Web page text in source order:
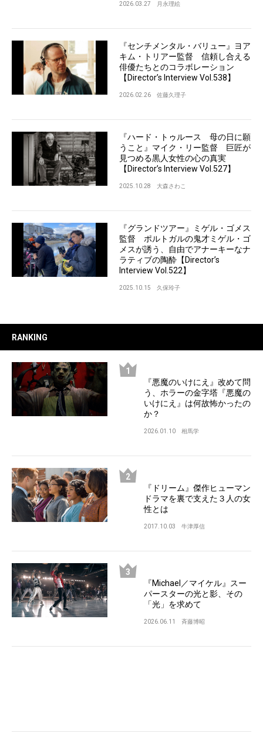
2026.03.27 月永理絵
『センチメンタル・バリュー』ヨア
キム・トリアー監督 信頼し合える
俳優たちとのコラボレーション
【Director’s Interview Vol.538】
2026.02.26 佐藤久理子
『ハード・トゥルース 母の日に願
うこと』マイク・リー監督 巨匠が
見つめる黒人女性の心の真実
【Director’s Interview Vol.527】
2025.10.28 大森さわこ
『グランドツアー』ミゲル・ゴメス
監督 ポルトガルの鬼才ミゲル・ゴ
メスが誘う、自由でアナーキーなナ
ラティブの陶酔【Director’s
Interview Vol.522】
2025.10.15 久保玲子
RANKING
『悪魔のいけにえ』改めて問
う、ホラーの金字塔『悪魔の
いけにえ』は何故怖かったの
か？
2026.01.10 相馬学
『ドリーム』傑作ヒューマン
ドラマを裏で支えた３人の女
性とは
2017.10.03 牛津厚信
『Michael／マイケル』スー
パースターの光と影、その
「光」を求めて
2026.06.11 斉藤博昭